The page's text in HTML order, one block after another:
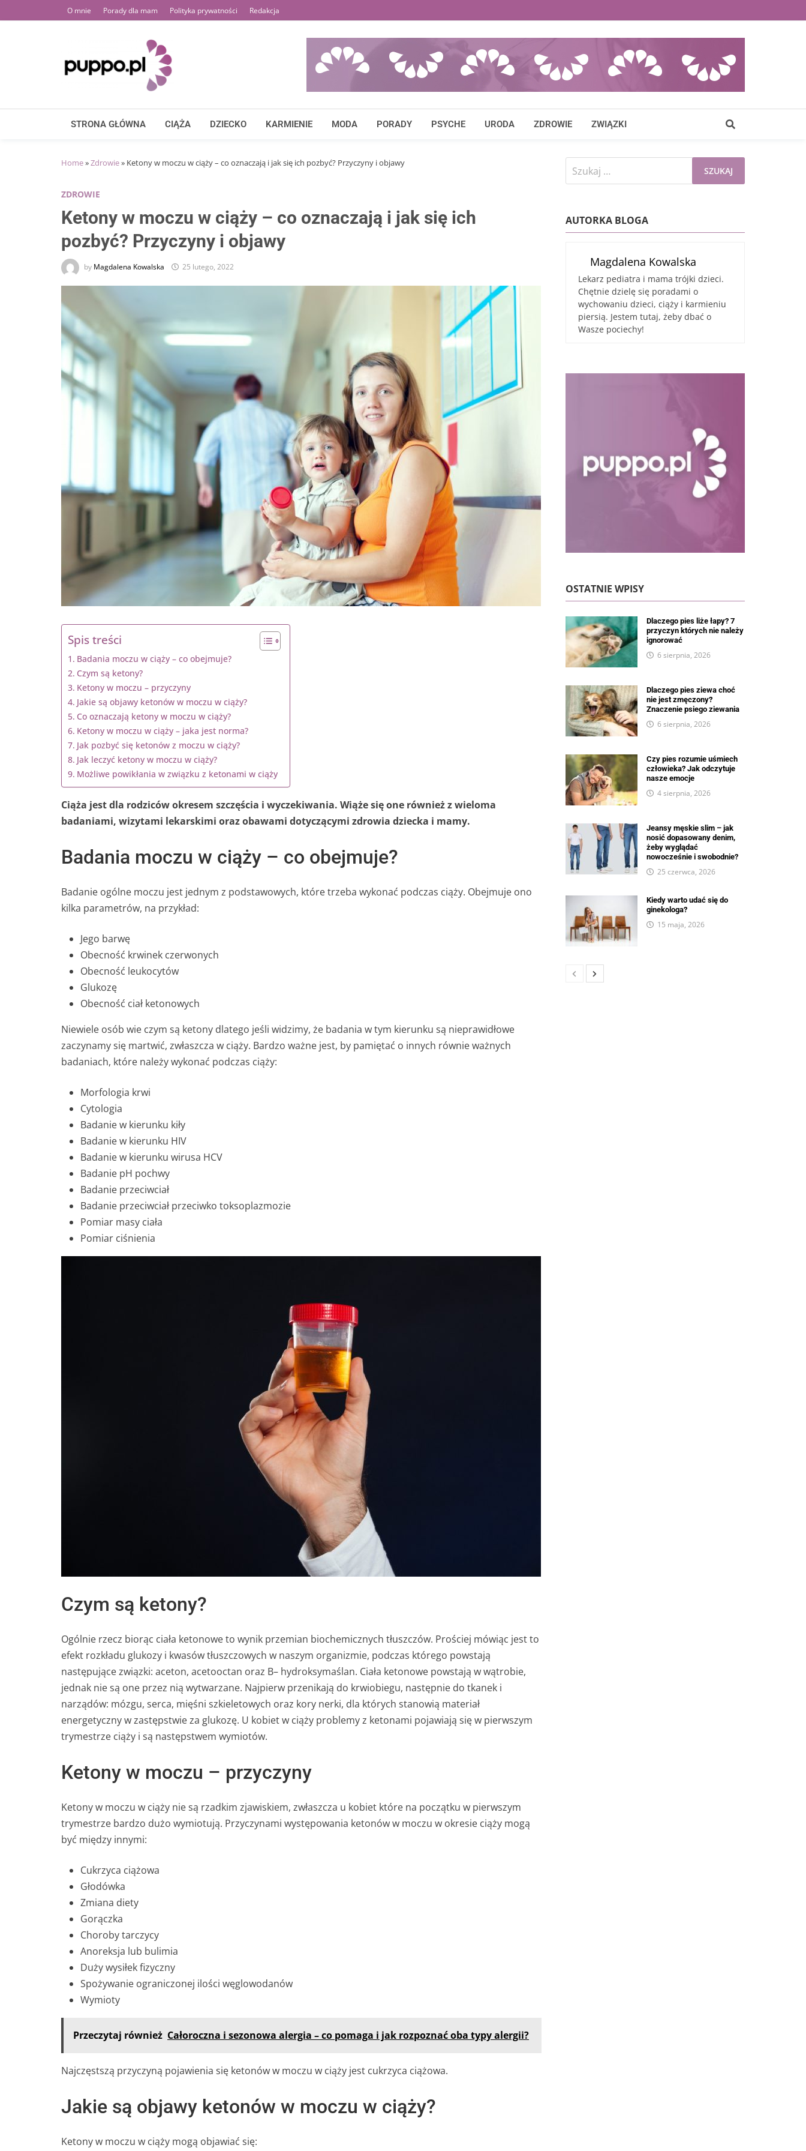
to
O mnie Porady dla mam Polityka prywatności Redakcja
STRONA GŁÓWNA CIĄŻA DZIECKO KARMIENIE MODA PORADY PSYCHE URODA ZDROWIE ZWIĄZKI
Home»Zdrowie» Ketony w moczu w ciąży – co oznaczają i jak się ich pozbyć? Przyczyny i objawy
ZDROWIE
Ketony w moczu w ciąży – co oznaczają i jak się ich
pozbyć? Przyczyny i objawy
by Magdalena Kowalska 25 lutego, 2022
Spis treści
Badania moczu w ciąży – co obejmuje?
Czym są ketony?
Ketony w moczu – przyczyny
Jakie są objawy ketonów w moczu w ciąży?
Co oznaczają ketony w moczu w ciąży?
Ketony w moczu w ciąży – jaka jest norma?
Jak pozbyć się ketonów z moczu w ciąży?
Jak leczyć ketony w moczu w ciąży?
Możliwe powikłania w związku z ketonami w ciąży
Ciąża jest dla rodziców okresem szczęścia i wyczekiwania. Wiąże się one również z wieloma
badaniami, wizytami lekarskimi oraz obawami dotyczącymi zdrowia dziecka i mamy.
Badania moczu w ciąży – co obejmuje?
Badanie ogólne moczu jest jednym z podstawowych, które trzeba wykonać podczas ciąży. Obejmuje ono
kilka parametrów, na przykład:
Jego barwę
Obecność krwinek czerwonych
Obecność leukocytów
Glukozę
Obecność ciał ketonowych
Niewiele osób wie czym są ketony dlatego jeśli widzimy, że badania w tym kierunku są nieprawidłowe
zaczynamy się martwić, zwłaszcza w ciąży. Bardzo ważne jest, by pamiętać o innych równie ważnych
badaniach, które należy wykonać podczas ciąży:
Morfologia krwi
Cytologia
Badanie w kierunku kiły
Badanie w kierunku HIV
Badanie w kierunku wirusa HCV
Badanie pH pochwy
Badanie przeciwciał
Badanie przeciwciał przeciwko toksoplazmozie
Pomiar masy ciała
Pomiar ciśnienia
Czym są ketony?
Ogólnie rzecz biorąc ciała ketonowe to wynik przemian biochemicznych tłuszczów. Prościej mówiąc jest to
efekt rozkładu glukozy i kwasów tłuszczowych w naszym organizmie, podczas którego powstają
następujące związki: aceton, acetooctan oraz B– hydroksymaślan. Ciała ketonowe powstają w wątrobie,
jednak nie są one przez nią wytwarzane. Najpierw przenikają do krwiobiegu, następnie do tkanek i
narządów: mózgu, serca, mięśni szkieletowych oraz kory nerki, dla których stanowią materiał
energetyczny w zastępstwie za glukozę. U kobiet w ciąży problemy z ketonami pojawiają się w pierwszym
trymestrze ciąży i są następstwem wymiotów.
Ketony w moczu – przyczyny
Ketony w moczu w ciąży nie są rzadkim zjawiskiem, zwłaszcza u kobiet które na początku w pierwszym
trymestrze bardzo dużo wymiotują. Przyczynami występowania ketonów w moczu w okresie ciąży mogą
być między innymi:
Cukrzyca ciążowa
Głodówka
Zmiana diety
Gorączka
Choroby tarczycy
Anoreksja lub bulimia
Duży wysiłek fizyczny
Spożywanie ograniczonej ilości węglowodanów
Wymioty
Przeczytaj również Całoroczna i sezonowa alergia – co pomaga i jak rozpoznać oba typy alergii?
Najczęstszą przyczyną pojawienia się ketonów w moczu w ciąży jest cukrzyca ciążowa.
Jakie są objawy ketonów w moczu w ciąży?
Ketony w moczu w ciąży mogą objawiać się:
Szukaj:
AUTORKA BLOGA
Magdalena Kowalska
Lekarz pediatra i mama trójki dzieci.
Chętnie dzielę się poradami o
wychowaniu dzieci, ciąży i karmieniu
piersią. Jestem tutaj, żeby dbać o
Wasze pociechy!
OSTATNIE WPISY
Dlaczego pies liże łapy? 7
przyczyn których nie należy
ignorować
6 sierpnia, 2026
Dlaczego pies ziewa choć
nie jest zmęczony?
Znaczenie psiego ziewania
6 sierpnia, 2026
Czy pies rozumie uśmiech
człowieka? Jak odczytuje
nasze emocje
4 sierpnia, 2026
Jeansy męskie slim – jak
nosić dopasowany denim,
żeby wyglądać
nowocześnie i swobodnie?
25 czerwca, 2026
Kiedy warto udać się do
ginekologa?
15 maja, 2026